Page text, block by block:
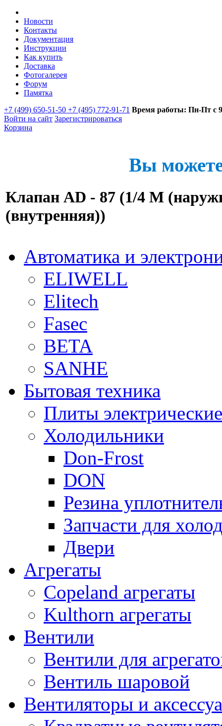
Новости
Контакты
Документация
Инструкции
Как купить
Доставка
Фотогалерея
Форум
Памятка
+7 (499) 650-51-50 +7 (495) 772-91-71 Время работы: Пн-Пт с
Войти на сайт Зарегистрироваться
Корзина
Вы
Клапан AD - 87 (1/4 M
(внутренняя))
Автоматика и
ELIWELL
Elitech
Fasec
BETA
SANHE
Бытовая техника
Плиты электрические
Холодильники
Don-Frost
DON
Резина
Запчасти для
Двери
Агрегаты
Copeland агрегаты
Kulthorn агрегаты
Вентили
Вентили для
Вентиль шаровой
Вентиляторы и